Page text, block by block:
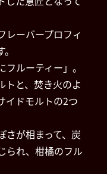
レーバープロフィ
ルーティー」。
トと、焚き火のよ
イドモルトの2つ
さが相まって、炭
られ、柑橘のフル